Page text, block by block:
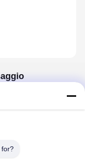
for?